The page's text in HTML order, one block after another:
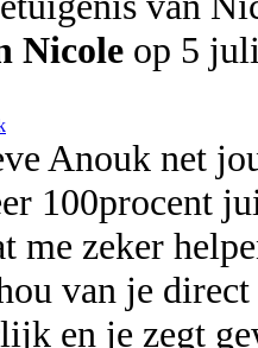
Nicole op 5
Anouk net
100procent
me zeker
van je
en je zegt